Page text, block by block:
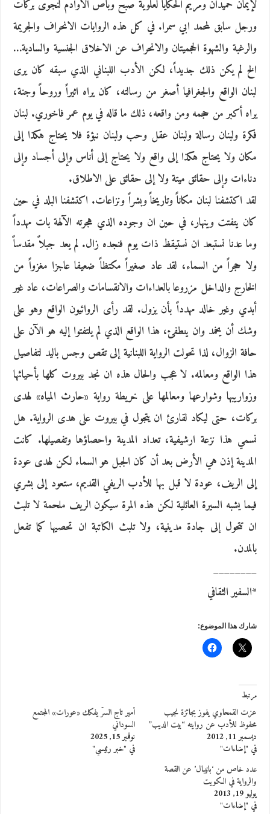
لإيمان حميدان ومريم الحكايا لعلوية صبح وباص الاوادم لنجوى بركات
ورجل سابق لمحمد ابي سمرا. في كل هذه الروايات الانحراف والجريمة
والرغبة والشهوة الحجميتان والانحراف عن الاخلاق الجنسية والسادية…
الخ لم يكن ذلك جديداً، لكن الأدب اللبناني الذي سبقه كان يرى
لبنان الواقع والجغرافيا أصغر من رسالته، كان يراه اثيراً وروحاً وجنة،
يراه أكبر من حجمه ومن واقعه، ذلك ما قاله في يوم عمر فاخوري. لبنان
فكرة ولبنان رسالة ولبنان عقل وحب ولبنان نبؤة فلا يحتاج هكذا إلى
مكان ولا يحتاج هكذا إلى واقع ولا يحتاج إلى أناس وإلى أجساد وإلى
دناءات وإلى حقائق ميتة ولا إلى حقائق على الاطلاق.
لقد اكتشفنا لبنان مكاناً وتاريخاً وبشراً ونزاعات. اكتشفنا البلد في حين
كان يتفتت وينهار، في حين ان وجوده الذي هجرته الآلهة بات مهدداً
وما عدنا نستبعد ان نستيقظ ذات يوم فنجده زال. لم يعد جبلاً مقدساً
ولا حجراً من السماء، لقد عاد صغيراً مكتظاً ضعيفا عاجزا مغزواً من
الخارج والداخل مزروعا بالعداءات والانقسامات والصراعات، عاد غير
أبدي وغير خالد مهدداً بأن يزول. لقد رأى الروائيون الواقع وهو على
وشك أن يخمد وان ينطفئ، هذا الواقع الذي لم يلتفتوا إليه هو الآن على
حافة الزوال، لذا تحولت الرواية اللبنانية إلى تقص وجس باليد لتفاصيل
هذا الواقع ومعالمه. لا عجب والحال هذه ان نجد بيروت كلها بأحيائها
وزواريبها وشوارعها ومعالمها على خريطة رواية «حارث المياه» لهدى
بركات، حتى ليكاد لقارئ ان يتجول في بيروت على هدى الرواية. هل
نسمي هذا نزعة ارشيفية، تعداد المدينة واحصاؤها وتفصيلها. كانت
المدينة إذن هي الأرض بعد أن كان الجبل هو السماء لكن لهدى عودة
إلى الريف، عودة لا قبل بها للأدب الريفي القديم، ستعود إلى بشري
فيما يشبه السيرة العائلية لكن هذه المرة سيكون الريف ملحمة لا تلبث
ان تتحول إلى جادة مدينية، ولا تلبث الكاتبة ان تحصيها كما تفعل
بالمدن.
________
*السفير الثقافي
شارك هذا الموضوع:
مرتبط
عزت القمحاوي يفوز بجائزة نجيب
محفوظ للأدب عن روايته “بيت الديب”
ديسمبر 11, 2012
في "إضاءات"
أمير تاج السرّ يفكك «عورات» المجتمع
السوداني
نوفمبر 15, 2025
في "خبر رئيسي"
عدد خاص من ‘بانيبال’ عن القصة
والرواية في الكويت
يوليو 19, 2013
في "إضاءات"